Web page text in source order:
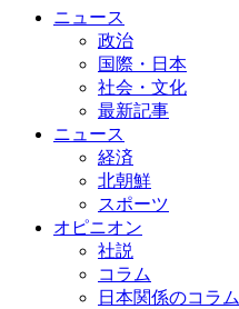
ニュース
政治
国際・日本
社会・文化
最新記事
ニュース
経済
北朝鮮
スポーツ
オピニオン
社説
コラム
日本関係のコラム